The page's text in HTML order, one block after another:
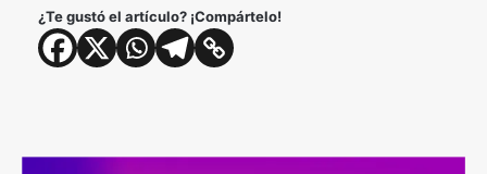
¿Te gustó el artículo? ¡Compártelo!